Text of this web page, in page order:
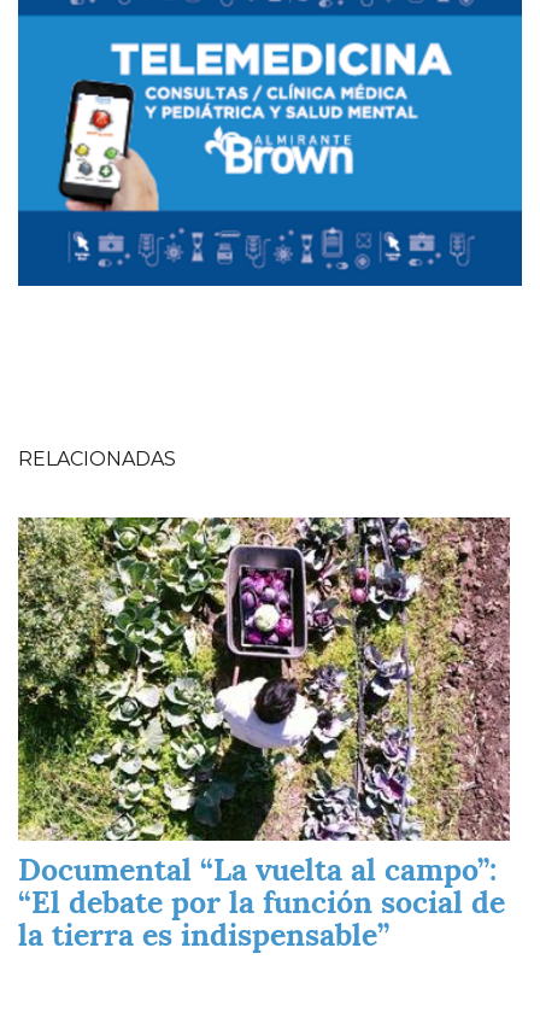
RELACIONADAS
Imagen
Documental “La vuelta al campo”:
“El debate por la función social de
la tierra es indispensable”